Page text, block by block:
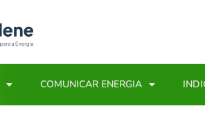
COMUNICAR ENERGIA